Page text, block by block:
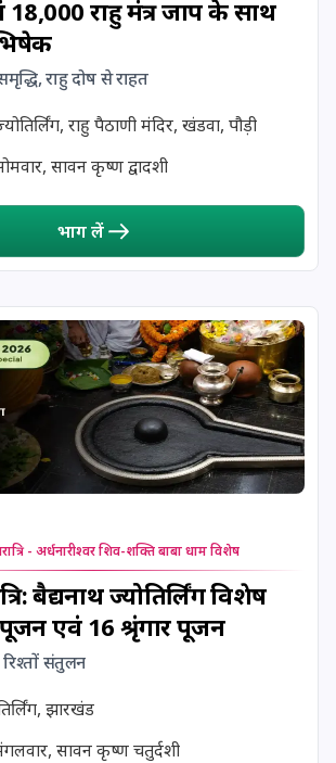
Tulsidas Jayanti
Masik Durgashtami
Damodara Dwadashi
Shravan Somwar Vrat
Shravana Putrada Ekadashi
18,000 राहु मंत्र जाप के साथ
राहु दोष से राहत
राहु पैठाणी मंदिर, खंडवा, पौड़ी
सावन कृष्ण द्वादशी
भाग लें
- अर्धनारीश्वर शिव-शक्ति बाबा धाम विशेष
बैद्यनाथ ज्योतिर्लिंग विशेष
एवं 16 श्रृंगार पूजन
संतुलन
झारखंड
सावन कृष्ण चतुर्दशी